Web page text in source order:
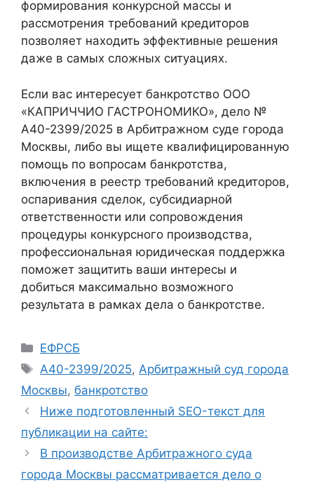
формирования конкурсной массы и
рассмотрения требований кредиторов
позволяет находить эффективные решения
даже в самых сложных ситуациях.
Если вас интересует банкротство ООО
«КАПРИЧЧИО ГАСТРОНОМИКО», дело №
А40-2399/2025 в Арбитражном суде города
Москвы, либо вы ищете квалифицированную
помощь по вопросам банкротства,
включения в реестр требований кредиторов,
оспаривания сделок, субсидиарной
ответственности или сопровождения
процедуры конкурсного производства,
профессиональная юридическая поддержка
поможет защитить ваши интересы и
добиться максимально возможного
результата в рамках дела о банкротстве.
Рубрики
ЕФРСБ
Метки
А40-2399/2025, Арбитражный суд города
Москвы, банкротство
Ниже подготовленный SEO-текст для
публикации на сайте:
В производстве Арбитражного суда
города Москвы рассматривается дело о